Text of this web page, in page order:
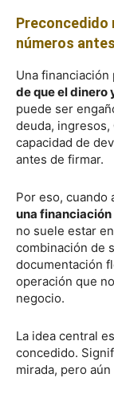
Preconcedido
números
Una
de que el dinero
puede ser
deuda, ingresos,
capacidad de
antes de firmar.
Por eso, cuando
una
no suele estar
combinación de
documentación
operación que
negocio.
La idea central
concedido.
mirada, pero